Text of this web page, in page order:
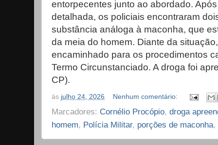
entorpecentes junto ao abordado.
detalhada, os policiais encontraram
substância análoga à maconha, que
da meia do homem. Diante da
encaminhado para os procedimentos
Termo Circunstanciado. A droga foi
CP).
às julho 24, 2026 Nenhum comentário:
Marcadores: Cornélio Procópio, droga
homem, Polícia Militar, porções de maconha,